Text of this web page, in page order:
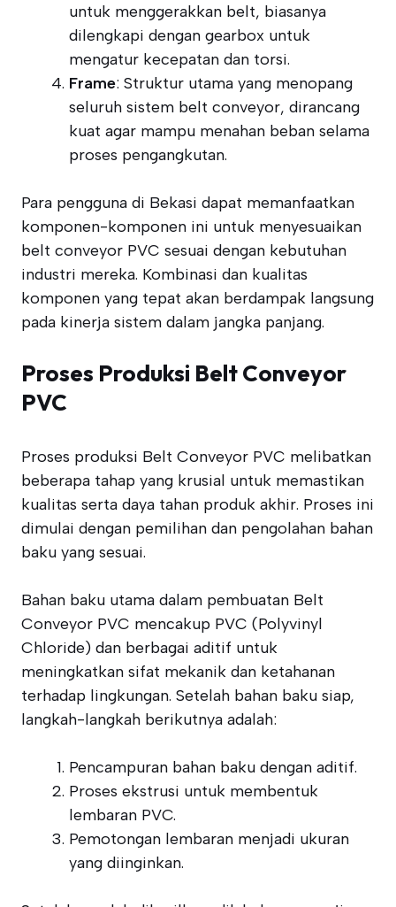
untuk menggerakkan belt, biasanya
dilengkapi dengan gearbox untuk
mengatur kecepatan dan torsi.
Frame: Struktur utama yang menopang
seluruh sistem belt conveyor, dirancang
kuat agar mampu menahan beban selama
proses pengangkutan.
Para pengguna di Bekasi dapat memanfaatkan
komponen-komponen ini untuk menyesuaikan
belt conveyor PVC sesuai dengan kebutuhan
industri mereka. Kombinasi dan kualitas
komponen yang tepat akan berdampak langsung
pada kinerja sistem dalam jangka panjang.
Proses Produksi Belt Conveyor
PVC
Proses produksi Belt Conveyor PVC melibatkan
beberapa tahap yang krusial untuk memastikan
kualitas serta daya tahan produk akhir. Proses ini
dimulai dengan pemilihan dan pengolahan bahan
baku yang sesuai.
Bahan baku utama dalam pembuatan Belt
Conveyor PVC mencakup PVC (Polyvinyl
Chloride) dan berbagai aditif untuk
meningkatkan sifat mekanik dan ketahanan
terhadap lingkungan. Setelah bahan baku siap,
langkah-langkah berikutnya adalah:
Pencampuran bahan baku dengan aditif.
Proses ekstrusi untuk membentuk
lembaran PVC.
Pemotongan lembaran menjadi ukuran
yang diinginkan.